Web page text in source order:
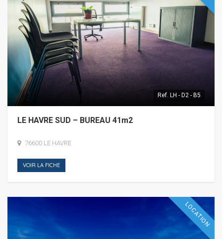
Ref. LH - D2 - B5
LE HAVRE SUD – BUREAU 41m2
76600 LE HAVRE
VOIR LA FICHE
LOCATION